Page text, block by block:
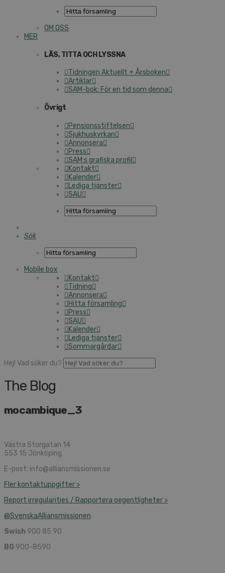
OM OSS
MER
LÄS, TITTA OCH LYSSNA
Tidningen Aktuellt + Årsboken
Artiklar
SAM-bok: För en tid som denna
Övrigt
Pensionsstiftelsen
Sjukhuskyrkan
Annonsera
Press
SAM:s grafiska profil
Kontakt
Kalender
Lediga tjänster
SAU
Sök
Mobile box
Kontakt
Tidning
Annonsera
Hitta församling
Press
SAU
Kalender
Lediga tjänster
Sommargårdar
Hej! Vad söker du?
The Blog
mocambique_3
Västra Storgatan 14
553 15 Jönköping
E-post: info@alliansmissionen.se
Fler kontaktuppgifter >
Report irregularities / Rapportera oegentligheter >
@SvenskaAlliansmissionen
Swish 900 85 90
BG 900-8590